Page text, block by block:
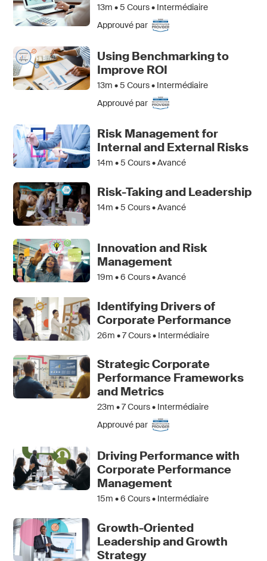
13m •5 Cours • Intermédiaire
Approuvé par
Using Benchmarking to
Improve ROI
13m •5 Cours • Intermédiaire
Approuvé par
Risk Management for
Internal and External Risks
14m •5 Cours • Avancé
Risk-Taking and Leadership
14m •5 Cours • Avancé
Innovation and Risk
Management
19m •6 Cours • Avancé
Identifying Drivers of
Corporate Performance
26m •7Cours • Intermédiaire
Strategic Corporate
Performance Frameworks
and Metrics
23m •7Cours • Intermédiaire
Approuvé par
Driving Performance with
Corporate Performance
Management
15m •6 Cours • Intermédiaire
Growth-Oriented
Leadership and Growth
Strategy